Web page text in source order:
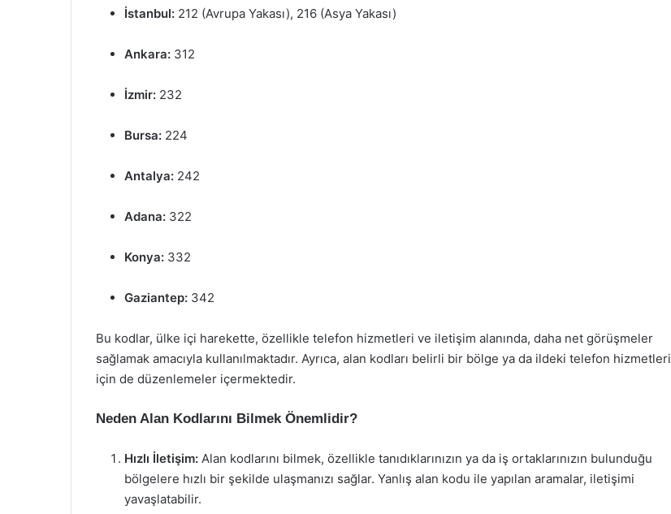
İstanbul: 212 (Avrupa Yakası), 216 (Asya Yakası)
Ankara: 312
İzmir: 232
Bursa: 224
Antalya: 242
Adana: 322
Konya: 332
Gaziantep: 342
Bu kodlar, ülke içi harekette, özellikle telefon hizmetleri ve iletişim alanında, daha net görüşmeler
sağlamak amacıyla kullanılmaktadır. Ayrıca, alan kodları belirli bir bölge ya da ildeki telefon hizmetleri
için de düzenlemeler içermektedir.
Neden Alan Kodlarını Bilmek Önemlidir?
Hızlı İletişim: Alan kodlarını bilmek, özellikle tanıdıklarınızın ya da iş ortaklarınızın bulunduğu
bölgelere hızlı bir şekilde ulaşmanızı sağlar. Yanlış alan kodu ile yapılan aramalar, iletişimi
yavaşlatabilir.